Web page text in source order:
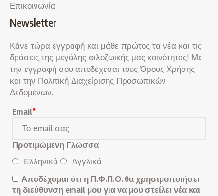
Επικοινωνία
Newsletter
Κάνε τώρα εγγραφή και μάθε πρώτος τα νέα και τις
δράσεις της μεγάλης φιλοζωικής μας κοινότητας! Με
την εγγραφή σου αποδέχεσαι τους Όρους Χρήσης
και την Πολιτική Διαχείρισης Προσωπικών
Δεδομένων.
Email*
Προτιμώμενη Γλώσσα
Ελληνικά
Αγγλικά
Αποδέχομαι ότι η Π.Φ.Π.Ο. θα χρησιμοποιήσει
τη διεύθυνση email μου για να μου στείλει νέα και